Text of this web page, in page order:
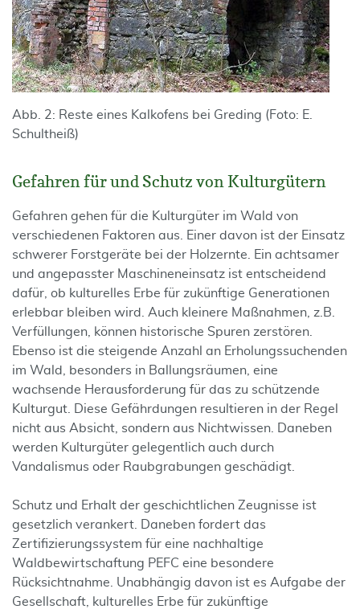
Abb. 2: Reste eines Kalkofens bei Greding (Foto: E.
Schultheiß)
Gefahren für und Schutz von Kulturgütern
Gefahren gehen für die Kulturgüter im Wald von
verschiedenen Faktoren aus. Einer davon ist der Einsatz
schwerer Forstgeräte bei der Holzernte. Ein achtsamer
und angepasster Maschineneinsatz ist entscheidend
dafür, ob kulturelles Erbe für zukünftige Generationen
erlebbar bleiben wird. Auch kleinere Maßnahmen, z.B.
Verfüllungen, können historische Spuren zerstören.
Ebenso ist die steigende Anzahl an Erholungssuchenden
im Wald, besonders in Ballungsräumen, eine
wachsende Herausforderung für das zu schützende
Kulturgut. Diese Gefährdungen resultieren in der Regel
nicht aus Absicht, sondern aus Nichtwissen. Daneben
werden Kulturgüter gelegentlich auch durch
Vandalismus oder Raubgrabungen geschädigt.
Schutz und Erhalt der geschichtlichen Zeugnisse ist
gesetzlich verankert. Daneben fordert das
Zertifizierungssystem für eine nachhaltige
Waldbewirtschaftung PEFC eine besondere
Rücksichtnahme. Unabhängig davon ist es Aufgabe der
Gesellschaft, kulturelles Erbe für zukünftige